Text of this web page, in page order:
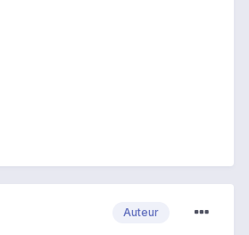
Auteur